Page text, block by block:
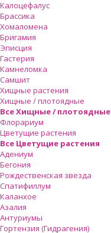
Калоцефалус
Брассика
Хомаломена
Бригамия
Эписция
Гастерия
Камнеломка
Самшит
Хищные растения
Хищные / плотоядные
Все Хищные / плотоядные
Флорариум
Цветущие растения
Все Цветущие растения
Адениум
Бегония
Рождественская звезда
Спатифиллум
Каланхое
Азалия
Антуриумы
Гортензия (Гидрагения)